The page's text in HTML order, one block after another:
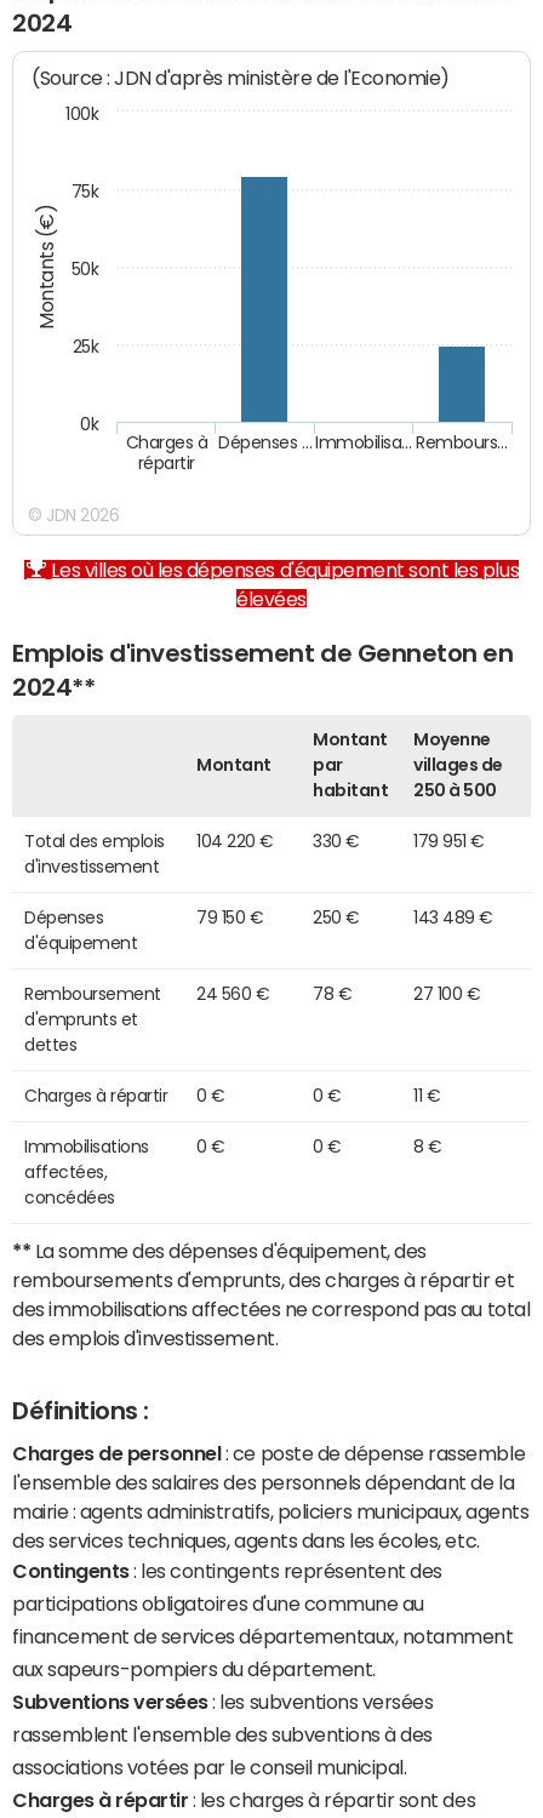
2024
Montants (€)
(Source : JDN d'après ministère de l'Economie)
Charges à
répartir
Dépenses … Immobilisa… Rembours…
0k
100k
25k
50k
75k
© JDN 2026
Les villes où les dépenses d'équipement sont les plus
élevées
Emplois d'investissement de Genneton en
2024**
Montant
Montant
par
habitant
Moyenne
villages de
250 à 500
Total des emplois
d'investissement
104 220 € 330 € 179 951 €
Dépenses
d'équipement
79 150 € 250 € 143 489 €
Remboursement
d'emprunts et
dettes
24 560 € 78 € 27 100 €
Charges à répartir 0 € 0 € 11 €
Immobilisations
affectées,
concédées
0 € 0 € 8 €
** La somme des dépenses d'équipement, des
remboursements d'emprunts, des charges à répartir et
des immobilisations affectées ne correspond pas au total
des emplois d'investissement.
Définitions :
Charges de personnel : ce poste de dépense rassemble
l'ensemble des salaires des personnels dépendant de la
mairie : agents administratifs, policiers municipaux, agents
des services techniques, agents dans les écoles, etc.
Contingents: les contingents représentent des
participations obligatoires d'une commune au
financement de services départementaux, notamment
aux sapeurs-pompiers du département.
Subventions versées: les subventions versées
rassemblent l'ensemble des subventions à des
associations votées par le conseil municipal.
Charges à répartir : les charges à répartir sont des